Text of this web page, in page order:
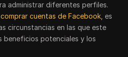
administrar diferentes perfiles.
comprar cuentas de Facebook , es
circunstancias en las que este
beneficios potenciales y los